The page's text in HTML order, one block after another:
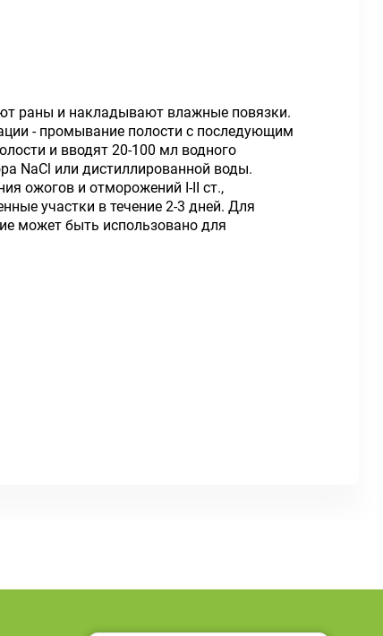
раны и накладывают влажные повязки.
- промывание полости с последующим
и вводят 20-100 мл водного
NaCl или дистиллированной воды.
ожогов и отморожений I-II ст.,
участки в течение 2-3 дней. Для
может быть использовано для